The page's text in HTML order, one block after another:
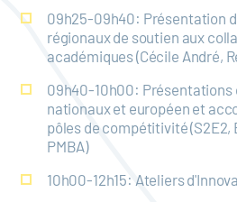
09h25-09h40: Présentation
régionaux de soutien aux
académiques (Cécile André,
09h40-10h00: Présentations
nationaux et européen et
pôles de compétitivité (S2E2,
PMBA)
10h00-12h15: Ateliers